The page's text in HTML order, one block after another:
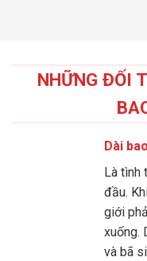
NHỮNG ĐỐI
Dài
Là tình
đầu.
giới
xuống.
và bã